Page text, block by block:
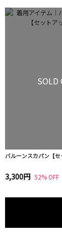
SOLD
バルーンスカパン【セ
3,300円 52% OFF